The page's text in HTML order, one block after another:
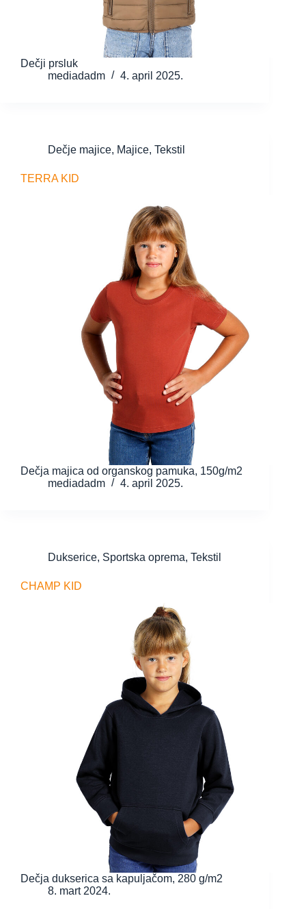
Dečji prsluk
mediadadm
4. april 2025.
Dečje majice, Majice, Tekstil
TERRA KID
Dečja majica od organskog pamuka, 150g/m2
mediadadm
4. april 2025.
Dukserice, Sportska oprema, Tekstil
CHAMP KID
Dečja dukserica sa kapuljačom, 280 g/m2
8. mart 2024.